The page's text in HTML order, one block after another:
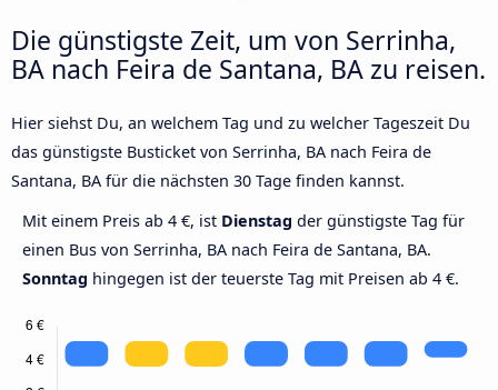
Die günstigste Zeit, um von Serrinha,
BA nach Feira de Santana, BA zu reisen.
Hier siehst Du, an welchem Tag und zu welcher Tageszeit Du
das günstigste Busticket von Serrinha, BA nach Feira de
Santana, BA für die nächsten 30 Tage finden kannst.
Mit einem Preis ab 4 €, ist Dienstag der günstigste Tag für
einen Bus von Serrinha, BA nach Feira de Santana, BA.
Sonntag hingegen ist der teuerste Tag mit Preisen ab 4 €.